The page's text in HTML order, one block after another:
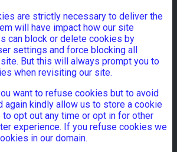
are strictly necessary to deliver the
will have impact how our site
can block or delete cookies by
settings and force blocking all
But this will always prompt you to
when revisiting our site.
want to refuse cookies but to avoid
again kindly allow us to store a cookie
to opt out any time or opt in for other
experience. If you refuse cookies we
in our domain.